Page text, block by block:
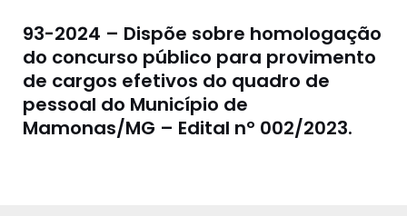
93-2024 – Dispõe sobre homologação
do concurso público para provimento
de cargos efetivos do quadro de
pessoal do Município de
Mamonas/MG – Edital nº 002/2023.